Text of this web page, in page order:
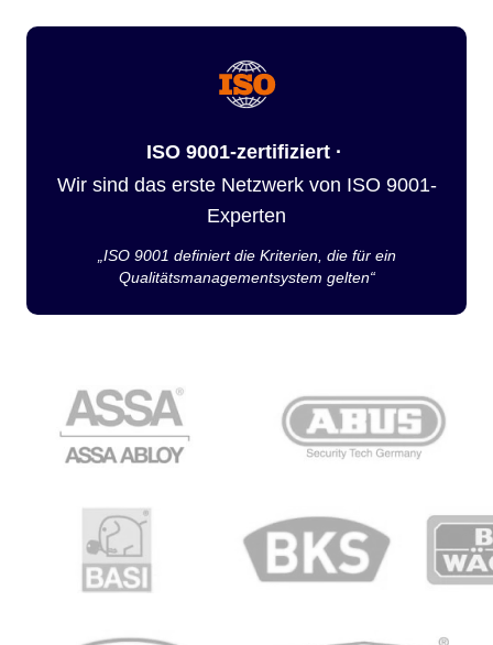
ISO 9001-zertifiziert ·
Wir sind das erste Netzwerk von ISO 9001-
Experten
„ISO 9001 definiert die Kriterien, die für ein
Qualitätsmanagementsystem gelten“